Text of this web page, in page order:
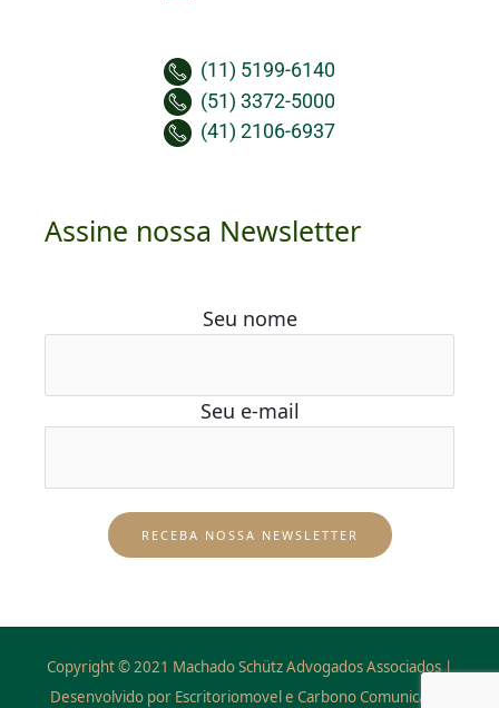
(11) 5199-6140
(51) 3372-5000
(41) 2106-6937
Assine nossa Newsletter
Seu nome
Seu e-mail
Copyright © 2021 Machado Schütz Advogados Associados |
Desenvolvido por Escritoriomovel e Carbono Comunicação